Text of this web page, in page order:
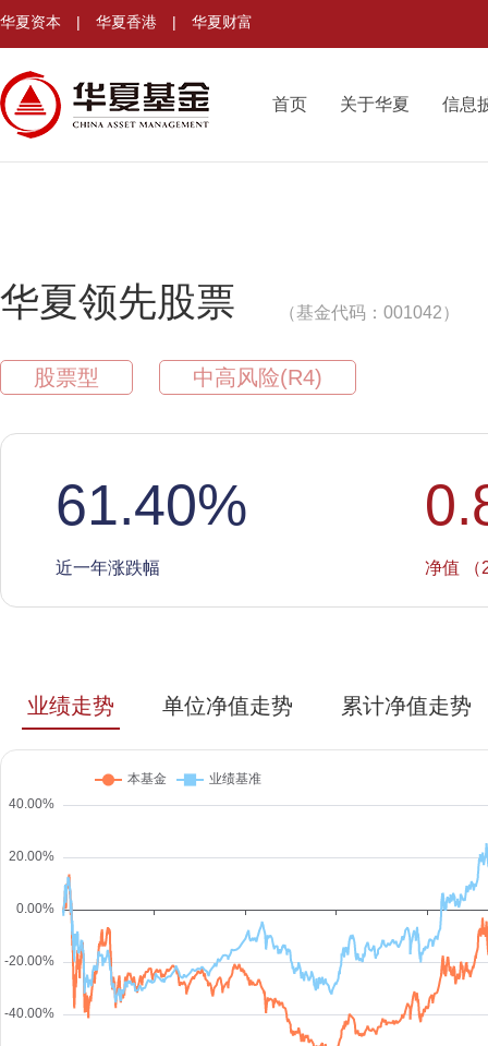
华夏资本 | 华夏香港 | 华夏财富
首页 关于华夏 信息
华夏领先股票 （基金代码：001042）
股票型 中高风险(R4)
61.40%
近一年涨跌幅 净值 （
业绩走势 单位净值走势 累计净值走势